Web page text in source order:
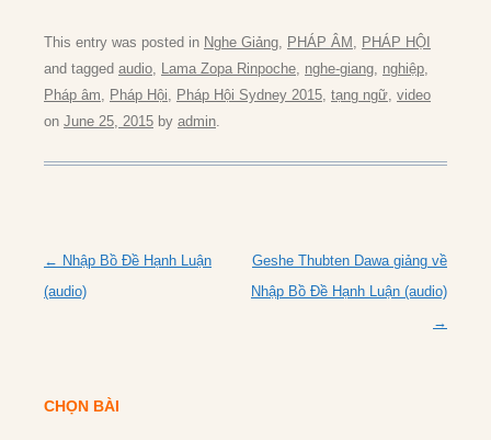
This entry was posted in Nghe Giảng, PHÁP ÂM , PHÁP HỘI
and tagged audio, Lama Zopa Rinpoche, nghe-giang, nghiệp,
Pháp âm, Pháp Hội, Pháp Hội Sydney 2015, tạng ngữ, video
on June 25, 2015 by admin.
Post
navigation
← Nhập Bồ Đề Hạnh Luận
(audio)
Geshe Thubten Dawa giảng về
Nhập Bồ Đề Hạnh Luận (audio)
→
CHỌN BÀI